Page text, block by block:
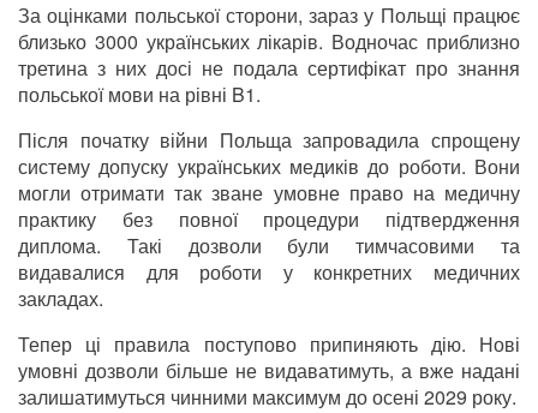
За оцінками польської сторони, зараз у Польщі працює
близько 3000 українських лікарів. Водночас приблизно
третина з них досі не подала сертифікат про знання
польської мови на рівні B1.
Після початку війни Польща запровадила спрощену
систему допуску українських медиків до роботи. Вони
могли отримати так зване умовне право на медичну
практику без повної процедури підтвердження
диплома. Такі дозволи були тимчасовими та
видавалися для роботи у конкретних медичних
закладах.
Тепер ці правила поступово припиняють дію. Нові
умовні дозволи більше не видаватимуть, а вже надані
залишатимуться чинними максимум до осені 2029 року.